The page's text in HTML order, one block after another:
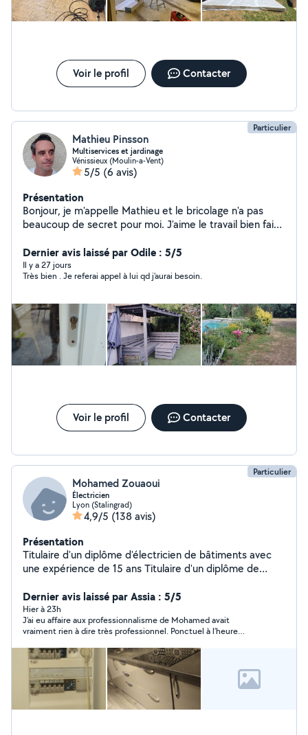
Voir le profil Contacter
Particulier
Mathieu Pinsson
Multiservices et jardinage
Vénissieux (Moulin-a-Vent)
5/5 (6 avis)
Présentation
Bonjour, je m'appelle Mathieu et le bricolage n'a pas
beaucoup de secret pour moi. J'aime le travail bien fait
service. je n'ai pas de diplômes pour ces services mais
les bons résultats sont toujours au rendez vous.
Dernier avis laissé par Odile : 5/5
Il y a 27 jours
Très bien . Je referai appel à lui qd j'aurai besoin.
Voir le profil Contacter
Particulier
Mohamed Zouaoui
Électricien
Lyon (Stalingrad)
4,9/5 (138 avis)
Présentation
Titulaire d'un diplôme d'électricien de bâtiments avec
une expérience de 15 ans Titulaire d'un diplôme de
serrurier (Remplacement des poignées,des
serrures,cylindre ....ect) Devis,conseil et déplacement
gratuit Mon intervention consiste a réparer ou a la mise
en marche des appareils
Dernier avis laissé par Assia : 5/5
Hier à 23h
J’ai eu affaire aux professionnalisme de Mohamed avait
vraiment rien à dire très professionnel. Ponctuel à l’heure
suis tombé sur le coup de foudre mais c’était plutôt le coup de
four 👌👌👌